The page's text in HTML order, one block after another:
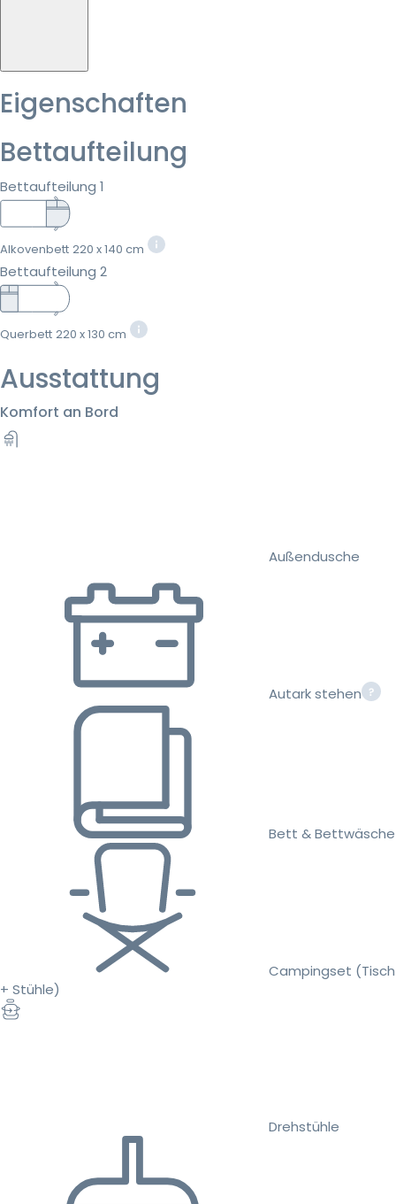
Eigenschaften
Bettaufteilung
Bettaufteilung 1
Alkovenbett 220 x 140 cm
Bettaufteilung 2
Querbett 220 x 130 cm
Ausstattung
Komfort an Bord
Außendusche
Autark stehen
Bett & Bettwäsche
Campingset (Tisch
+ Stühle)
Drehstühle